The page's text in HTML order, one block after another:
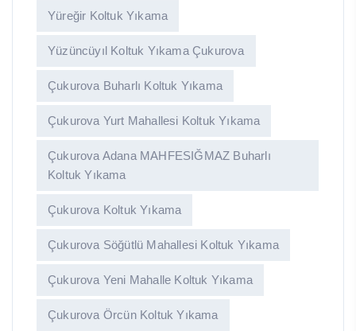
Yüreğir Koltuk Yıkama
Yüzüncüyıl Koltuk Yıkama Çukurova
Çukurova Buharlı Koltuk Yıkama
Çukurova Yurt Mahallesi Koltuk Yıkama
Çukurova Adana MAHFESIĞMAZ Buharlı
Koltuk Yıkama
Çukurova Koltuk Yıkama
Çukurova Söğütlü Mahallesi Koltuk Yıkama
Çukurova Yeni Mahalle Koltuk Yıkama
Çukurova Örcün Koltuk Yıkama